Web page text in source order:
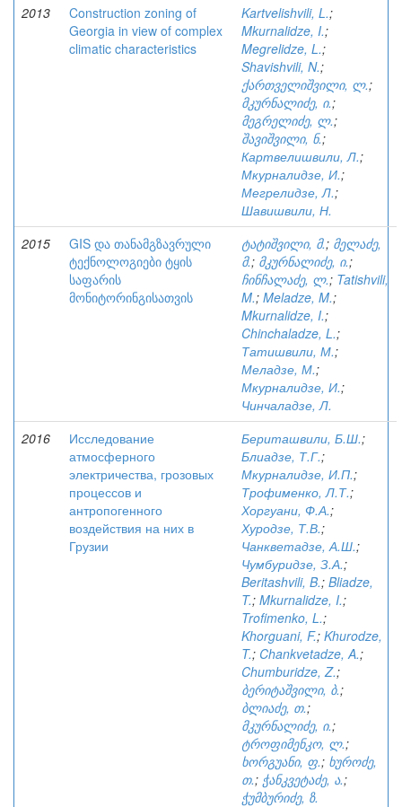
2013
Construction zoning of
Georgia in view of complex
climatic characteristics
Kartvelishvili, L.;
Mkurnalidze, I.;
Megrelidze, L.;
Shavishvili, N.;
ქართველიშვილი, ლ.;
მკურნალიძე, ი.;
მეგრელიძე, ლ.;
შავიშვილი, ნ.;
Картвелишвили, Л.;
Мкурналидзе, И.;
Мегрелидзе, Л.;
Шавишвили, Н.
2015
GIS და თანამგზავრული
ტექნოლოგიები ტყის
საფარის
მონიტორინგისათვის
ტატიშვილი, მ.; მელაძე,
მ.; მკურნალიძე, ი.;
ჩინჩალაძე, ლ.; Tatishvili,
M.; Meladze, M.;
Mkurnalidze, I.;
Chinchaladze, L.;
Татишвили, М.;
Меладзе, М.;
Мкурналидзе, И.;
Чинчаладзе, Л.
2016
Исследование
атмосферного
электричества, грозовых
процессов и
антропогенного
воздействия на них в
Грузии
Бериташвили, Б.Ш.;
Блиадзе, Т.Г.;
Мкурналидзе, И.П.;
Трофименко, Л.Т.;
Хоргуани, Ф.А.;
Хуродзе, Т.В.;
Чанкветадзе, А.Ш.;
Чумбуридзе, З.А.;
Beritashvili, B.; Bliadze,
T.; Mkurnalidze, I.;
Trofimenko, L.;
Khorguani, F.; Khurodze,
T.; Chankvetadze, A.;
Chumburidze, Z.;
ბერიტაშვილი, ბ.;
ბლიაძე, თ.;
მკურნალიძე, ი.;
ტროფიმენკო, ლ.;
ხორგუანი, ფ.; ხუროძე,
თ.; ჭანკვეტაძე, ა.;
ჭუმბურიძე, ზ.